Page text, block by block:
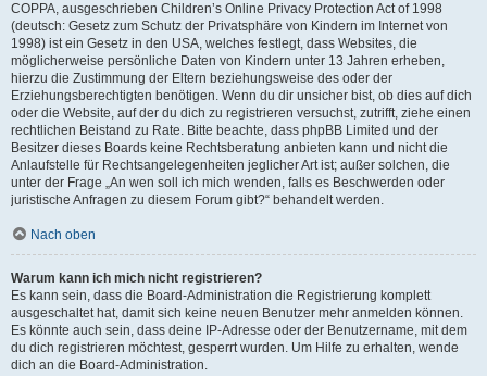
COPPA, ausgeschrieben Children’s Online Privacy Protection Act of 1998
(deutsch: Gesetz zum Schutz der Privatsphäre von Kindern im Internet von
1998) ist ein Gesetz in den USA, welches festlegt, dass Websites, die
möglicherweise persönliche Daten von Kindern unter 13 Jahren erheben,
hierzu die Zustimmung der Eltern beziehungsweise des oder der
Erziehungsberechtigten benötigen. Wenn du dir unsicher bist, ob dies auf dich
oder die Website, auf der du dich zu registrieren versuchst, zutrifft, ziehe einen
rechtlichen Beistand zu Rate. Bitte beachte, dass phpBB Limited und der
Besitzer dieses Boards keine Rechtsberatung anbieten kann und nicht die
Anlaufstelle für Rechtsangelegenheiten jeglicher Art ist; außer solchen, die
unter der Frage „An wen soll ich mich wenden, falls es Beschwerden oder
juristische Anfragen zu diesem Forum gibt?“ behandelt werden.
Nach oben
Warum kann ich mich nicht registrieren?
Es kann sein, dass die Board-Administration die Registrierung komplett
ausgeschaltet hat, damit sich keine neuen Benutzer mehr anmelden können.
Es könnte auch sein, dass deine IP-Adresse oder der Benutzername, mit dem
du dich registrieren möchtest, gesperrt wurden. Um Hilfe zu erhalten, wende
dich an die Board-Administration.